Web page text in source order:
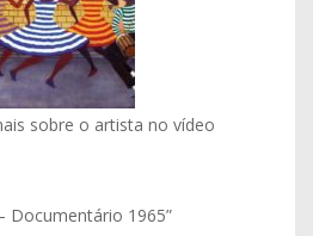
sobre o artista no vídeo
Documentário 1965”